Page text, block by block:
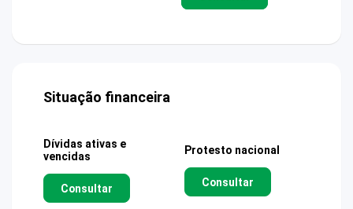
Situação financeira
Dívidas ativas e
vencidas
Consultar
Protesto nacional
Consultar